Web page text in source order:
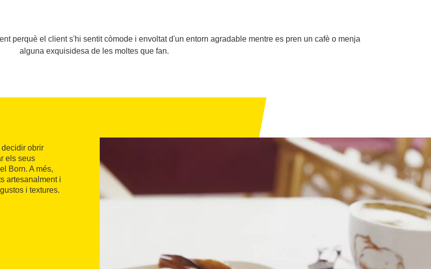
perquè el client s'hi sentit còmode i envoltat d'un entorn agradable mentre es pren un cafè o menja
alguna exquisidesa de les moltes que fan.
obrir
els seus
Born. A més,
artesanalment i
i textures.